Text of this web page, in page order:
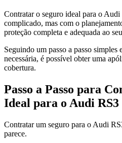
Contratar o seguro ideal para o
complicado, mas com o
proteção completa e adequada ao
Seguindo um passo a passo simples
necessária, é possível obter uma
cobertura.
Passo a Passo para
Ideal para o Audi RS3
Contratar um seguro para o Audi
parece.